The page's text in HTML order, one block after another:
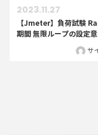
【Jmeter】負荷試験
期間 無限ループの設定
2023.11.27
サ